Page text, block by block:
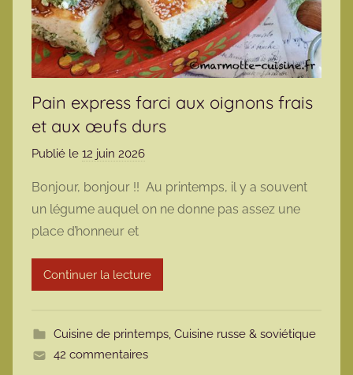
Pain express farci aux oignons frais
et aux œufs durs
Publié le 12 juin 2026
r
m
r
m
t
e
Bonjour, bonjour !! Au printemps, il y a souvent
un légume auquel on ne donne pas assez une
place d’honneur et
Continuer la lecture
Cuisine de printemps, Cuisine russe & soviétique
42 commentaires